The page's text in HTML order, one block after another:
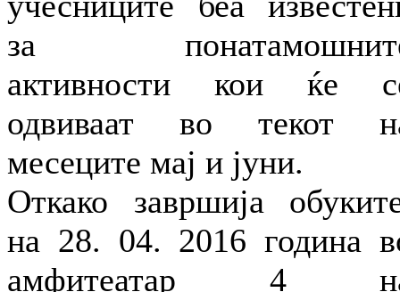
за
активности кои ќе
одвиваат во текот
месеците мај и јуни.
Откако завршија
на 28. 04. 2016 година
амфитеатар 4